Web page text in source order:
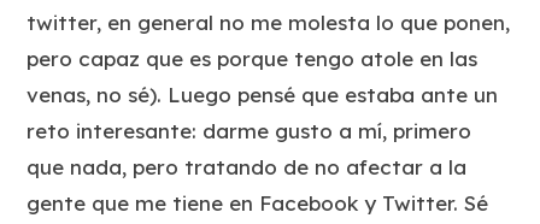
twitter, en general no me molesta lo que ponen,
pero capaz que es porque tengo atole en las
venas, no sé). Luego pensé que estaba ante un
reto interesante: darme gusto a mí, primero
que nada, pero tratando de no afectar a la
gente que me tiene en Facebook y Twitter. Sé